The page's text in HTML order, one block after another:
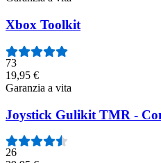
Xbox Toolkit
73
19,95 €
Garanzia a vita
Joystick Gulikit TMR -
26